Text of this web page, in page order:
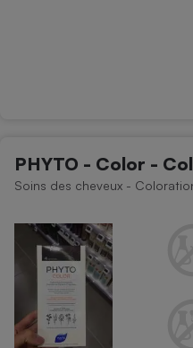
PHYTO - Color -
Soins des cheveux -